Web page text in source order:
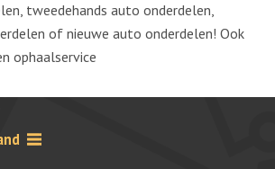
tweedehands auto onderdelen,
of nieuwe auto onderdelen! Ook
ophaalservice